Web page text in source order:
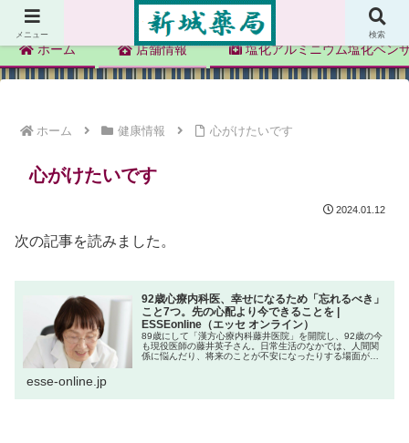
新城薬局
ホーム 店舗情報 塩化アルミニウム塩化ベン
ホーム 健康情報 心がけたいです
心がけたいです
2024.01.12
次の記事を読みました。
92歳心療内科医、幸せになるため「忘れるべき」
こと7つ。先の心配より今できることを |
ESSEonline（エッセ オンライン）
89歳にして「漢方心療内科藤井医院」を開院し、92歳の今
も現役医師の藤井英子さん。日常生活のなかでは、人間関
係に悩んだり、将来のことが不安になったりする場面があ
esse-online.jp
メニュー 検索